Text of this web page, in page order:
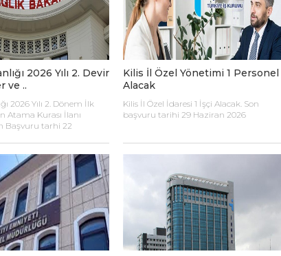
2026 Yılı 2. Devir
ve ..
2026 Yılı 2. Dönem İlk
Atama Kurası İlanı
Başvuru tarhi 22
Kilis İl Özel Yönetimi 1 Personel
Alacak
Kilis İl Özel İdaresi 1 İşçi Alacak. Son
başvuru tarihi 29 Haziran 2026